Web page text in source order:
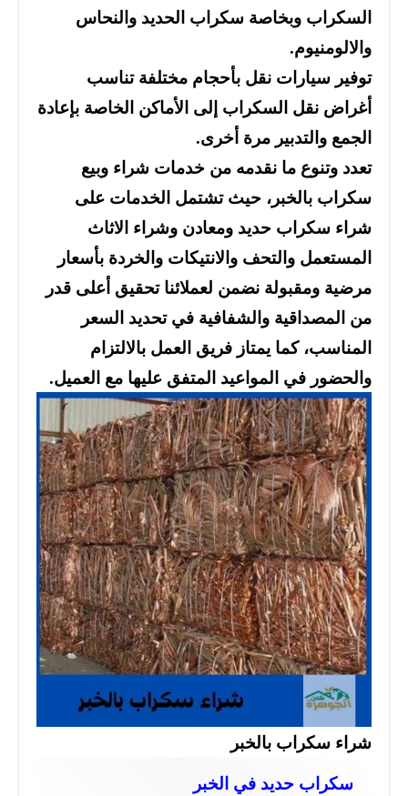
السكراب وبخاصة سكراب الحديد والنحاس
والالومنيوم.
توفير سيارات نقل بأحجام مختلفة تناسب
أغراض نقل السكراب إلى الأماكن الخاصة بإعادة
الجمع والتدبير مرة أخرى.
تعدد وتنوع ما نقدمه من خدمات شراء وبيع
سكراب بالخبر، حيث تشتمل الخدمات على
شراء سكراب حديد ومعادن وشراء الاثاث
المستعمل والتحف والانتيكات والخردة بأسعار
مرضية ومقبولة نضمن لعملائنا تحقيق أعلى قدر
من المصداقية والشفافية في تحديد السعر
المناسب، كما يمتاز فريق العمل بالالتزام
والحضور في المواعيد المتفق عليها مع العميل.
شراء سكراب بالخبر
سكراب حديد في الخبر